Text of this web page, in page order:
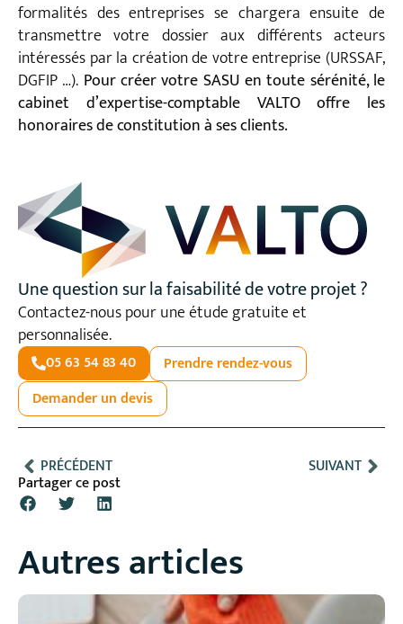
formalités des entreprises se chargera ensuite de
transmettre votre dossier aux différents acteurs
intéressés par la création de votre entreprise (URSSAF,
DGFIP …). Pour créer votre SASU en toute sérénité, le
cabinet d’expertise-comptable VALTO offre les
honoraires de constitution à ses clients.
Une question sur la faisabilité de votre projet ?
Contactez-nous pour une étude gratuite et
personnalisée.
05 63 54 83 40
Prendre rendez-vous
Demander un devis
PRÉCÉDENT SUIVANT
Partager ce post
Autres articles